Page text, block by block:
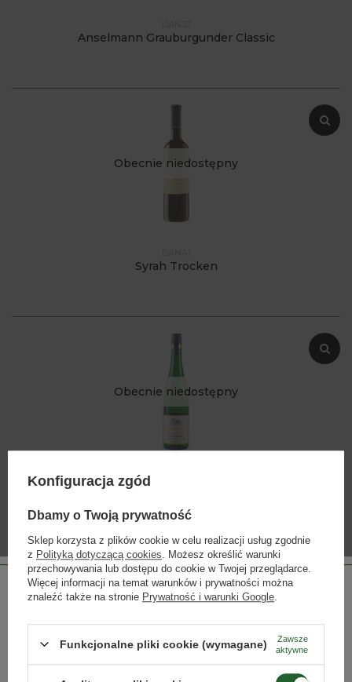
Anselmann Grauburgunder Classic
Obecnie niedostępny
Syrah Trocken
Obecnie niedostępny
VDP.GUTSWEIN
SŁYNNI WINIARZE - ODKRYJ
ŚWIECIE
Strona przeznaczona dla osób pełnoletnich.
Konfiguracja zgód
Dbamy o Twoją prywatność
Sklep korzysta z plików cookie w celu realizacji usług zgodnie
z Polityką dotyczącą cookies . Możesz określić warunki
przechowywania lub dostępu do cookie w Twojej przeglądarce.
Więcej informacji na temat warunków i prywatności można
znaleźć także na stronie Prywatność i warunki Google
Funkcjonalne pliki cookie (wymagane)
Zawsze
aktywne